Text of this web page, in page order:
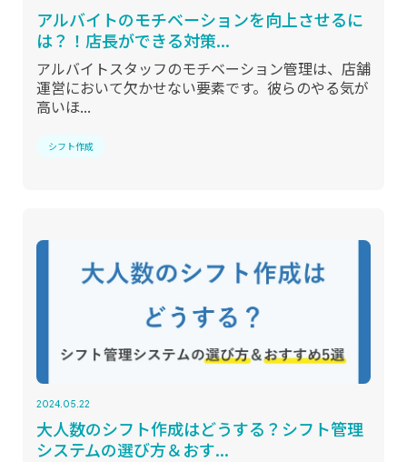
アルバイトのモチベーションを向上させるに
は？！店長ができる対策...
アルバイトスタッフのモチベーション管理は、店舗
運営において欠かせない要素です。彼らのやる気が
高いほ...
シフト作成
2024.05.22
大人数のシフト作成はどうする？シフト管理
システムの選び方＆おす...